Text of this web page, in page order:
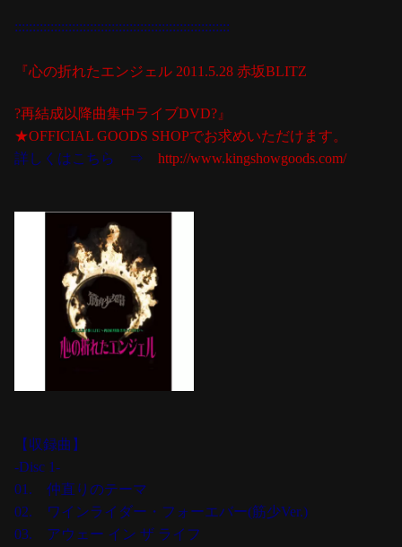
::::::::::::::::::::::::::::::::::::::::::::::::::::::::::::
『心の折れたエンジェル 2011.5.28 赤坂BLITZ
?再結成以降曲集中ライブDVD?』
★OFFICIAL GOODS SHOPでお求めいただけます。
詳しくはこちら ⇒ http://www.kingshowgoods.com/
【収録曲】
-Disc 1-
01. 仲直りのテーマ
02. ワインライダー・フォーエバー(筋少Ver.)
03. アウェー イン ザ ライフ